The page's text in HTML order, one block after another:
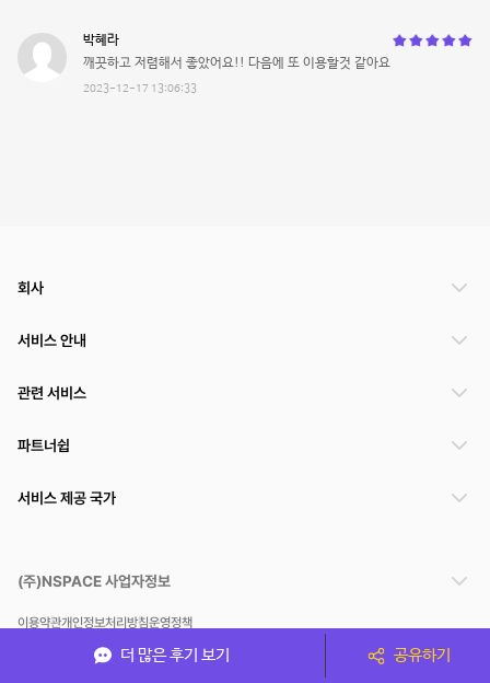
박혜라
깨끗하고 저렴해서 좋았어요!! 다음에 또 이용할것 같아요
2023-12-17 13:06:33
더 많은 후기 보기 공유하기
회사
서비스 안내
관련 서비스
파트너쉽
서비스 제공 국가
(주)NSPACE 사업자정보
이용약관개인정보처리방침운영정책
스페이스클라우드는 통신판매중개자이며 통신판매의 당사자가 아닙니다. 따라서 스페이스클
라우드는 공간 거래정보 및 거래에 대해 책임지지 않습니다.